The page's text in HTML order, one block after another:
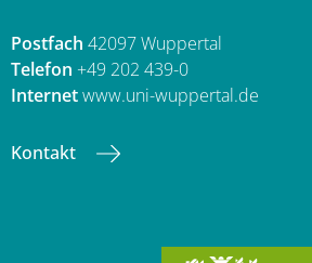
Postfach 42097 Wuppertal
Telefon +49 202 439-0
Internetwww.uni-wuppertal.de
Kontakt